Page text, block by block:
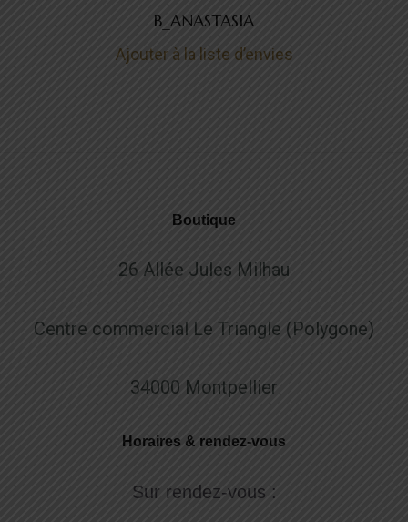
B_ANASTASIA
Ajouter à la liste d’envies
Boutique
26 Allée Jules Milhau
Centre commercial Le Triangle (Polygone)
34000 Montpellier
Horaires & rendez-vous
Sur rendez-vous :